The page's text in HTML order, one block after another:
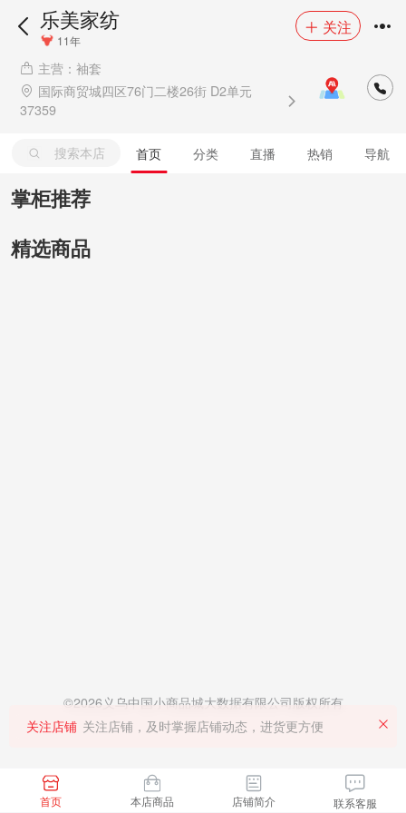
乐美家纺
11年
关注
主营：袖套
37359
搜索本店 首页 分类 直播 热销 导航
掌柜推荐
精选商品
©2026义乌中国小商品城大数据有限公司版权所有
首页 本店商品 店铺简介 联系客服
关注店铺 关注店铺，及时掌握店铺动态，进货更方便